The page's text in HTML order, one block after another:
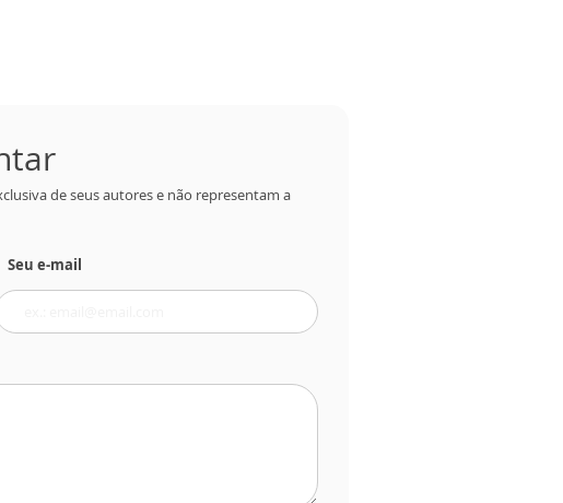
de seus autores e não representam a
Seu e-mail